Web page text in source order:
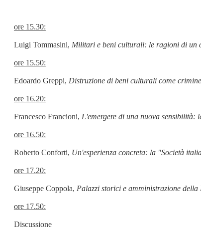
ore 15.30:
Luigi Tommasini, Militari e beni culturali: le ragioni di un
ore 15.50:
Edoardo Greppi, Distruzione di beni culturali come
ore 16.20:
Francesco Francioni, L'emergere di una nuova
ore 16.50:
Roberto Conforti, Un'esperienza concreta: la "Società
ore 17.20:
Giuseppe Coppola, Palazzi storici e amministrazione della
ore 17.50:
Discussione